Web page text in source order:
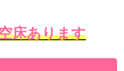
床あります